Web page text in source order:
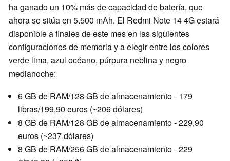
ha ganado un 10% más de capacidad de batería, que
ahora se sitúa en 5.500 mAh. El Redmi Note 14 4G estará
disponible a finales de este mes en las siguientes
configuraciones de memoria y a elegir entre los colores
verde lima, azul océano, púrpura neblina y negro
medianoche:
6 GB de RAM/128 GB de almacenamiento - 179
libras/199,90 euros (~206 dólares)
8 GB de RAM/128 GB de almacenamiento - 229,90
euros (~237 dólares)
8 GB de RAM/256 GB de almacenamiento - 229